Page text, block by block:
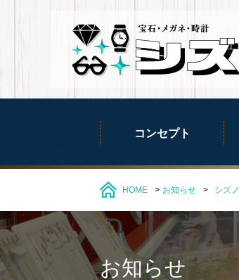
コンセプト
HOME お知らせ シズノ
お知らせ